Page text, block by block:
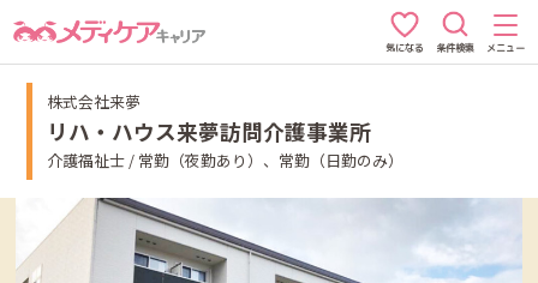
気になる 条件検索 メニュー
株式会社来夢
リハ・ハウス来夢訪問介護事業所
介護福祉士 / 常勤（夜勤あり）、常勤（日勤のみ）